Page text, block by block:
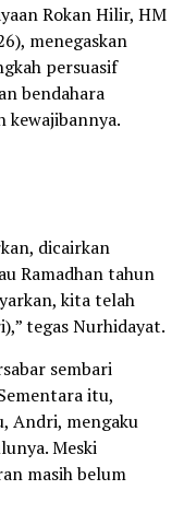
Rokan Hilir, HM
menegaskan
persuasif
bendahara
kewajibannya.
dicairkan
Ramadhan tahun
kita telah
tegas Nurhidayat.
sembari
itu,
Andri, mengaku
Meski
masih belum